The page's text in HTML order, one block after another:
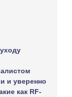
и уверенно
как RF-